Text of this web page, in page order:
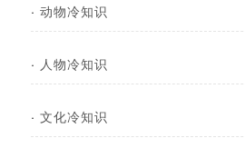
· 动物冷知识
· 人物冷知识
· 文化冷知识